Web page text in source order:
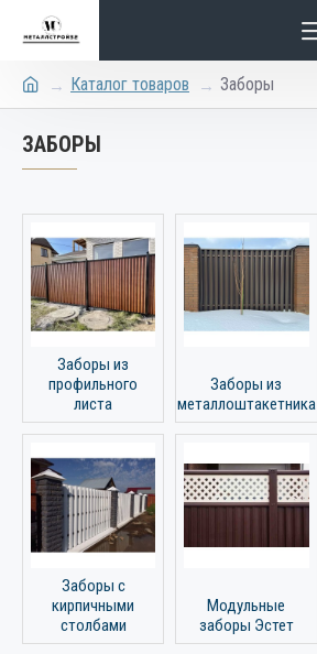
Каталог товаров Заборы
ЗАБОРЫ
Заборы из
профильного
листа
Заборы из
металлоштакетника
Заборы с
кирпичными
столбами
Модульные
заборы Эстет